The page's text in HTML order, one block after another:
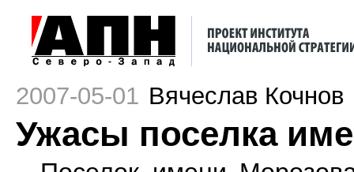
2007-05-01 Вячеслав Кочнов
Ужасы поселка